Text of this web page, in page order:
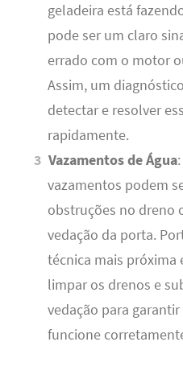
geladeira está
pode ser um claro
errado com o motor
Assim, um
detectar e resolver
rapidamente.
Vazamentos de Água
vazamentos podem
obstruções no dreno
vedação da porta.
técnica mais próxima
limpar os drenos e
vedação para
funcione